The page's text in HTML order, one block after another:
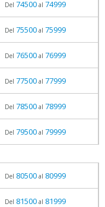
Del 74500al 74999
Del 75500al 75999
Del 76500al 76999
Del 77500al 77999
Del 78500al 78999
Del 79500al 79999
Del 80500al 80999
Del 81500al 81999